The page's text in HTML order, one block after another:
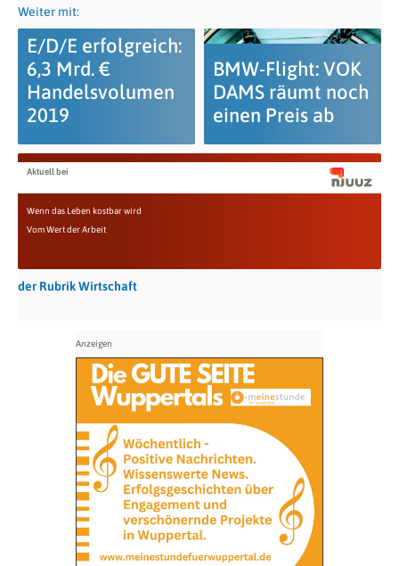
Weiter mit:
E/D/E erfolgreich:
6,3 Mrd. €
Handelsvolumen
2019
BMW-Flight: VOK
DAMS räumt noch
einen Preis ab
Aktuell bei
Wenn das Leben kostbar wird
Vom Wert der Arbeit
der Rubrik Wirtschaft